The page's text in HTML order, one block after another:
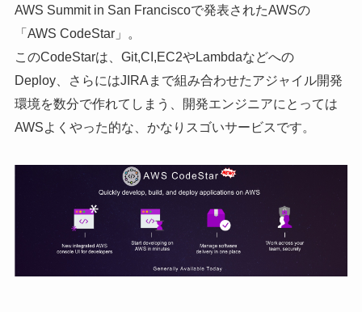
AWS Summit in San Franciscoで発表されたAWSの
「AWS CodeStar」。
このCodeStarは、Git,CI,EC2やLambdaなどへの
Deploy、さらにはJIRAまで組み合わせたアジャイル開発
環境を数分で作れてしまう、開発エンジニアにとっては
AWSよくやった的な、かなりスゴいサービスです。